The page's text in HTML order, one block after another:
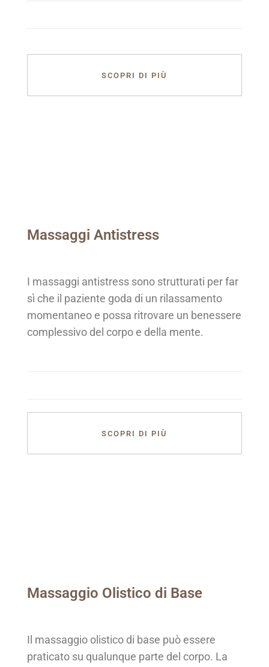
SCOPRI DI PIÙ
Massaggi Antistress
I massaggi antistress sono strutturati per far
sì che il paziente goda di un rilassamento
momentaneo e possa ritrovare un benessere
complessivo del corpo e della mente.
SCOPRI DI PIÙ
Massaggio Olistico di Base
Il massaggio olistico di base può essere
praticato su qualunque parte del corpo. La